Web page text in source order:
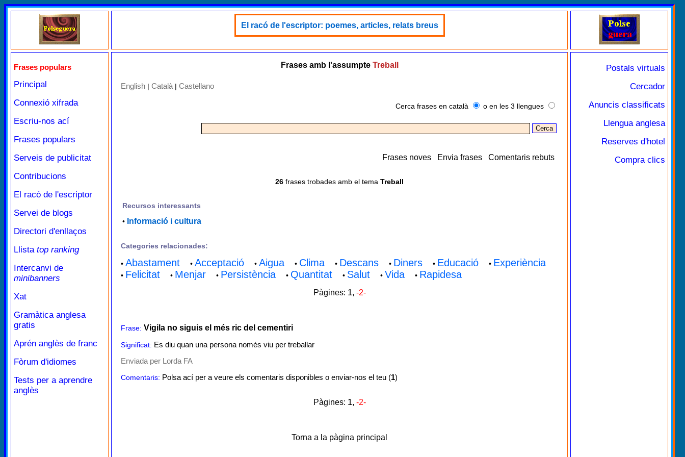
El racó de l'escriptor: poemes, articles, relats breus
Frases populars
Principal
Connexió xifrada
Escriu-nos ací
Frases populars
Serveis de publicitat
Contribucions
El racó de l'escriptor
Servei de blogs
Directori d'enllaços
Llista top ranking
Intercanvi de
minibanners
Xat
Gramàtica anglesa
gratis
Aprén anglès de franc
Fòrum d'idiomes
Tests per a aprendre
anglès
Frases amb l'assumpte Treball
English | Català| Castellano
Cerca frases en català o en les 3 llengues
Frases noves Envia frases Comentaris rebuts
26 frases trobades amb el tema Treball
Recursos interessants
• Informació i cultura
Categories relacionades:
• Abastament • Acceptació • Aigua• Clima• Descans • Diners • Educació • Experiència
• Felicitat • Menjar • Persistència• Quantitat • Salut • Vida• Rapidesa
Pàgines: 1, -2-
Frase: Vigila no siguis el més ric del cementiri
Significat: Es diu quan una persona només viu per treballar
Enviada per Lorda FA
Comentaris: Polsa ací per a veure els comentaris disponibles o enviar-nos el teu (1)
Pàgines: 1, -2-
Torna a la pàgina principal
Postals virtuals
Cercador
Anuncis classificats
Llengua anglesa
Reserves d'hotel
Compra clics